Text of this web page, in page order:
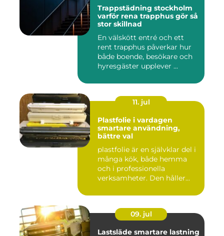
Trappstädning stockholm
varför rena trapphus gör så
stor skillnad
En välskött entré och ett
rent trapphus påverkar hur
både boende, besökare och
hyresgäster upplever ...
11. jul
Plastfolie i vardagen
smartare användning,
bättre val
plastfolie är en självklar del i
många kök, både hemma
och i professionella
verksamheter. Den håller...
09. jul
Lastsläde smartare lastning